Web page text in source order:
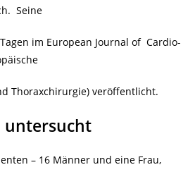
Seine
im European Journal of Cardio-
Thoraxchirurgie) veröffentlicht.
untersucht
– 16 Männer und eine Frau,